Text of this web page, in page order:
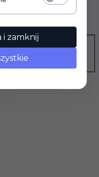
i zamknij